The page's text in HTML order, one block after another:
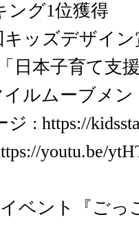
ング1位獲得
キッズデザイン
日本子育て支
イルムーブメ
ジ : https://
youtu.be/
ベント『ごっ